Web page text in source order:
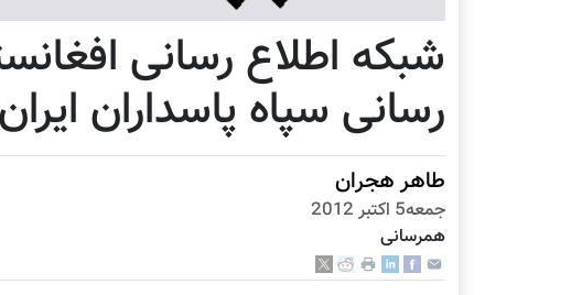
شبکه اطلاع رسانی
رسانی سپاه پاسداران
طاهر هجران
جمعه5 اكتبر 2012
همرسانی